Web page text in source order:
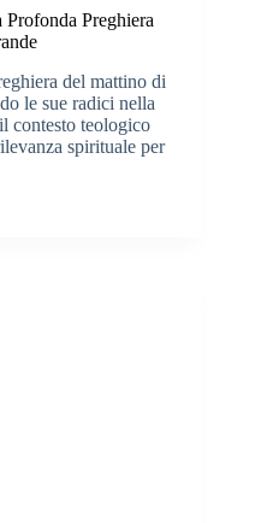
Preghiera
del mattino di
le sue radici nella
contesto teologico
spirituale per